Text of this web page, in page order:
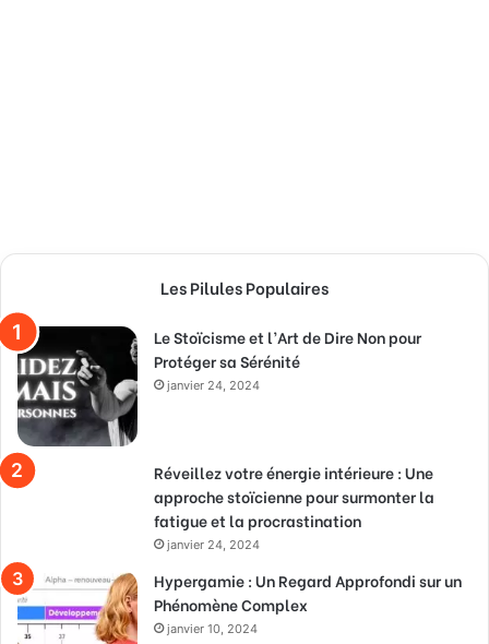
Les Pilules Populaires
Le Stoïcisme et l’Art de Dire Non pour
Protéger sa Sérénité
janvier 24, 2024
Réveillez votre énergie intérieure : Une
approche stoïcienne pour surmonter la
fatigue et la procrastination
janvier 24, 2024
Hypergamie : Un Regard Approfondi sur un
Phénomène Complex
janvier 10, 2024